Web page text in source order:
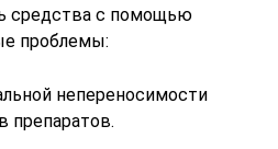
средства с помощью
проблемы:
непереносимости
препаратов.